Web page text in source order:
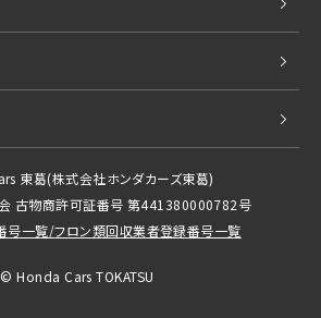
東葛(株式会社ホンダカーズ東葛)
古物商許可証番号 第441380000782号
号一覧/フロン類回収業者登録番号一覧
© Honda Cars TOKATSU